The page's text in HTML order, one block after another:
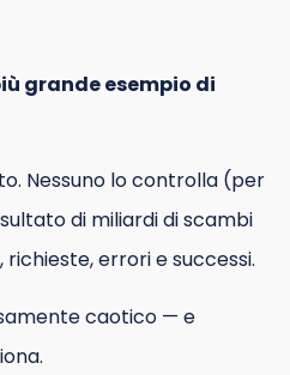
grande esempio di
Nessuno lo controlla (per
di miliardi di scambi
errori e successi.
caotico — e